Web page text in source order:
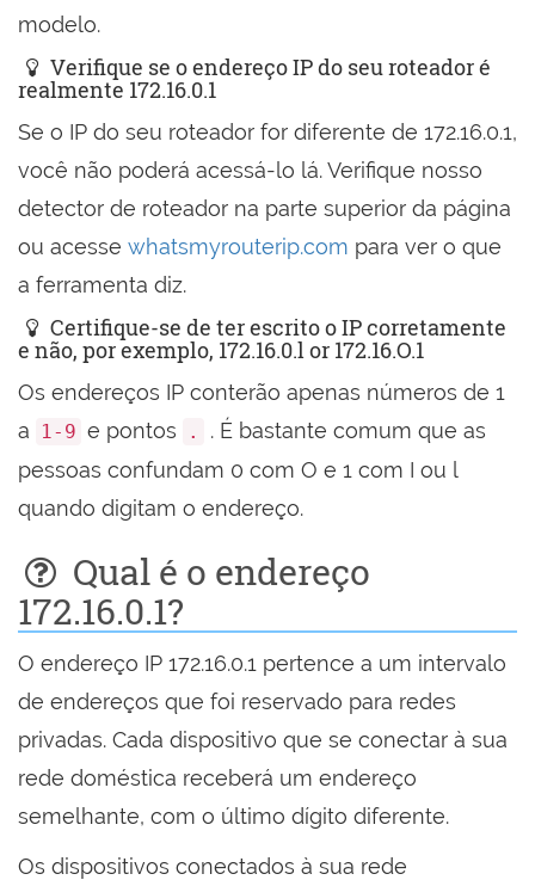
modelo.
Verifique se o endereço IP do seu roteador é
realmente 172.16.0.1
Se o IP do seu roteador for diferente de 172.16.0.1,
você não poderá acessá-lo lá. Verifique nosso
detector de roteador na parte superior da página
ou acesse whatsmyrouterip.com para ver o que
a ferramenta diz.
Certifique-se de ter escrito o IP corretamente
e não, por exemplo, 172.16.0.l or 172.16.O.1
Os endereços IP conterão apenas números de 1
a
1-9 e pontos .
. É bastante comum que as
pessoas confundam 0 com O e 1 com I ou l
quando digitam o endereço.
Qual é o endereço
172.16.0.1?
O endereço IP 172.16.0.1 pertence a um intervalo
de endereços que foi reservado para redes
privadas. Cada dispositivo que se conectar à sua
rede doméstica receberá um endereço
semelhante, com o último dígito diferente.
Os dispositivos conectados à sua rede